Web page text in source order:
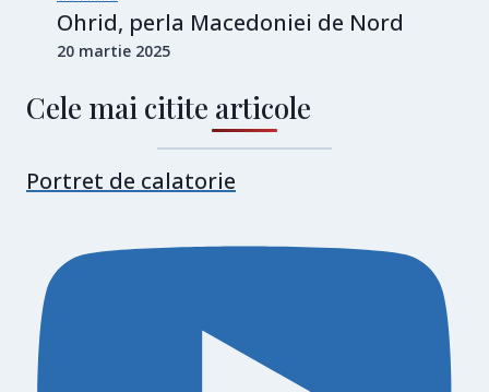
Ohrid, perla Macedoniei de Nord
20 martie 2025
Cele mai citite articole
Portret de calatorie